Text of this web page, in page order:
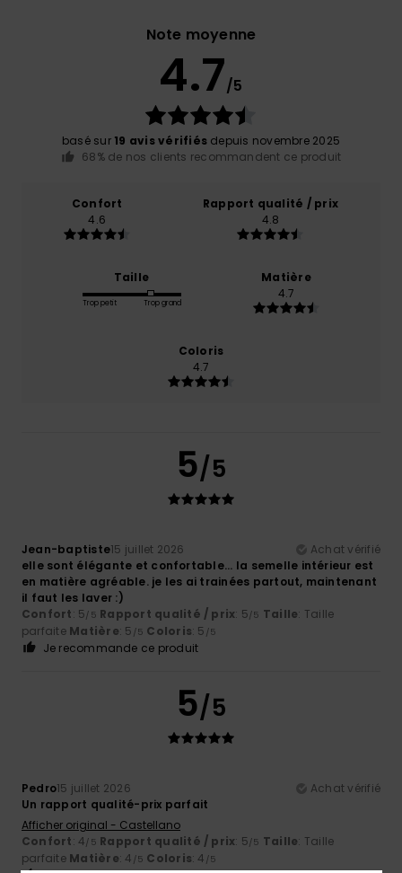
Note moyenne
4.7/5
basé sur 19 avis vérifiésdepuis novembre 2025
68% de nos clients recommandent ce produit
Confort
4.6
Rapport qualité / prix
4.8
Taille
Trop petit Trop grand
Matière
4.7
Coloris
4.7
5/5
Jean-baptiste15 juillet 2026
Achat vérifié
elle sont élégante et confortable... la semelle intérieur est
en matière agréable. je les ai trainées partout, maintenant
il faut les laver :)
Confort: 5/5 Rapport qualité / prix: 5/5 Taille: Taille
parfaite Matière: 5 /5 Coloris: 5 /5
Je recommande ce produit
5/5
Pedro15 juillet 2026
Achat vérifié
Un rapport qualité-prix parfait
Afficher original - Castellano
Confort: 4/5 Rapport qualité / prix: 5/5 Taille: Taille
parfaite Matière: 4 /5 Coloris: 4 /5